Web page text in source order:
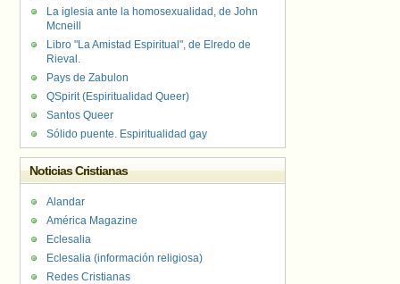
La iglesia ante la homosexualidad, de John
Mcneill
Libro "La Amistad Espiritual", de Elredo de
Rieval.
Pays de Zabulon
QSpirit (Espiritualidad Queer)
Santos Queer
Sólido puente. Espiritualidad gay
Noticias Cristianas
Alandar
América Magazine
Eclesalia
Eclesalia (información religiosa)
Redes Cristianas